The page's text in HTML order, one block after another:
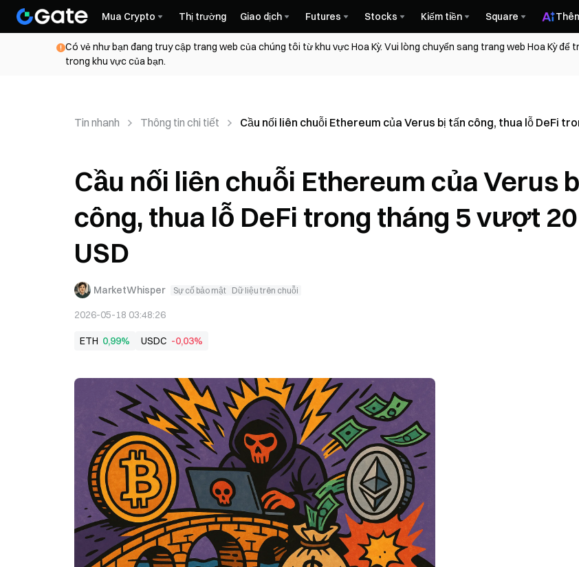
Mua Crypto Thị trường Giao dịch Futures Stocks Kiếm tiền Square
Có vẻ như bạn đang truy cập trang web của chúng tôi từ khu vực Hoa Kỳ. Vui lòng chuyển sang trang web Hoa Kỳ để
trong khu vực của bạn.
Tin nhanh Thông tin chi tiết Cầu nối liên chuỗi Ethereum của Verus bị tấn công, thua lỗ DeFi
Cầu nối liên chuỗi Ethereum của Verus
công, thua lỗ DeFi trong tháng 5 vượt
USD
MarketWhisper Sự cố bảo mật Dữ liệu trên chuỗi
2026-05-18 03:48:26
ETH 0,99% USDC -0,03%